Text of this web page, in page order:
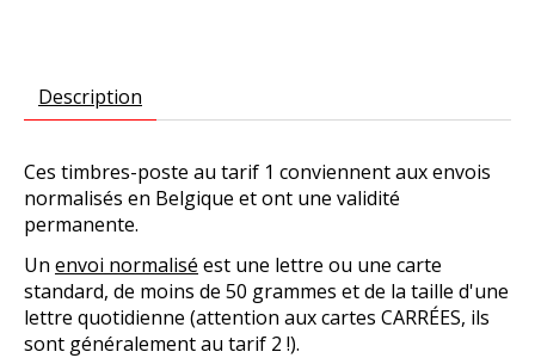
Description
Ces timbres-poste au tarif 1 conviennent aux envois
normalisés en Belgique et ont une validité
permanente.
Un envoi normalisé est une lettre ou une carte
standard, de moins de 50 grammes et de la taille d'une
lettre quotidienne (attention aux cartes CARRÉES, ils
sont généralement au tarif 2 !).